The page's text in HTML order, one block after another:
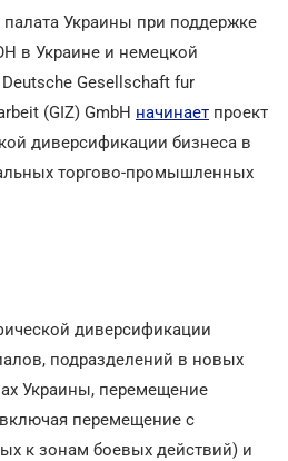
Украины при поддержке
в Украине и немецкой
Gesellschaft fur
(GIZ) GmbH начинает проект
диверсификации бизнеса в
торгово-промышленных
диверсификации
подразделений в новых
Украины, перемещение
перемещение с
к зонам боевых действий) и